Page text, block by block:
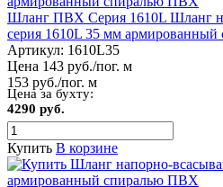
Шланг ПВХ Серия 1610L Шланг
серия 1610L 35 мм
Артикул: 1610L35
Цена 143 руб./пог. м
153 руб./пог. м
Цена за бухту:
4290 руб.
Купить В корзине